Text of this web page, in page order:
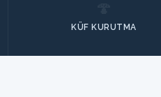
KÜF KURUTMA